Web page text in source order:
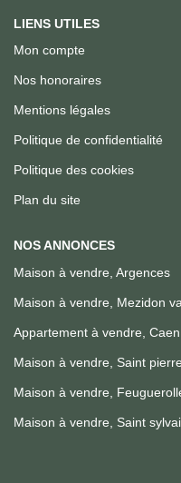
LIENS UTILES
Mon compte
Nos honoraires
Mentions légales
Politique de confidentialité
Politique des cookies
Plan du site
NOS ANNONCES
Maison à vendre, Argences
Maison à vendre, Mezidon
Appartement à vendre, Caen
Maison à vendre, Saint
Maison à vendre,
Maison à vendre, Saint